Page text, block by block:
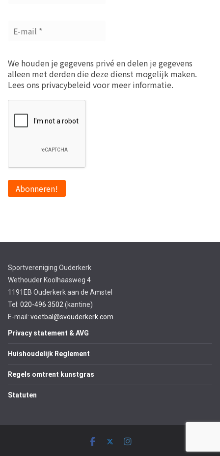
We houden je gegevens privé en delen je gegevens
alleen met derden die deze dienst mogelijk maken.
Lees ons privacybeleid voor meer informatie.
Sportvereniging Ouderkerk
Wethouder Koolhaasweg 4
1191EB Ouderkerk aan de Amstel
Tel: 020-496 3502 (kantine)
E-mail: voetbal@svouderkerk.com
Privacy statement & AVG
Huishoudelijk Reglement
Regels omtrent kunstgras
Statuten